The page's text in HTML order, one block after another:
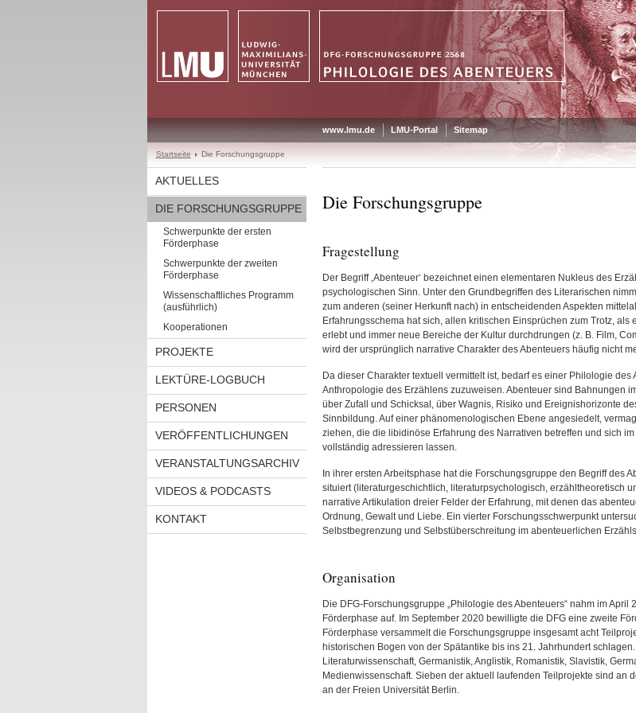
www.lmu.de LMU-Portal Sitemap
Startseite Die Forschungsgruppe
AKTUELLES
DIE FORSCHUNGSGRUPPE
Schwerpunkte der ersten
Förderphase
Schwerpunkte der zweiten
Förderphase
Wissenschaftliches Programm
(ausführlich)
Kooperationen
PROJEKTE
LEKTÜRE-LOGBUCH
PERSONEN
VERÖFFENTLICHUNGEN
VERANSTALTUNGSARCHIV
VIDEOS & PODCASTS
KONTAKT
Die Forschungsgruppe
Fragestellung
Der Begriff ‚Abenteuer‘ bezeichnet einen elementaren Nukleus des
psychologischen Sinn. Unter den Grundbegriffen des Literarischen
zum anderen (seiner Herkunft nach) in entscheidenden Aspekten
Erfahrungsschema hat sich, allen kritischen Einsprüchen zum Trotz,
erlebt und immer neue Bereiche der Kultur durchdrungen (z. B. Film,
wird der ursprünglich narrative Charakter des Abenteuers häufig nicht
Da dieser Charakter textuell vermittelt ist, bedarf es einer Philologie
Anthropologie des Erzählens zuzuweisen. Abenteuer sind Bahnungen
über Zufall und Schicksal, über Wagnis, Risiko und Ereignishorizonte
Sinnbildung. Auf einer phänomenologischen Ebene angesiedelt,
ziehen, die die libidinöse Erfahrung des Narrativen betreffen und sich
vollständig adressieren lassen.
In ihrer ersten Arbeitsphase hat die Forschungsgruppe den Begriff des
situiert (literaturgeschichtlich, literaturpsychologisch, erzähltheoretisch
narrative Artikulation dreier Felder der Erfahrung, mit denen das
Ordnung, Gewalt und Liebe. Ein vierter Forschungsschwerpunkt
Selbstbegrenzung und Selbstüberschreitung im abenteuerlichen
Organisation
Die DFG-Forschungsgruppe „Philologie des Abenteuers“ nahm im
Förderphase auf. Im September 2020 bewilligte die DFG eine zweite
Förderphase versammelt die Forschungsgruppe insgesamt acht
historischen Bogen von der Spätantike bis ins 21. Jahrhundert
Literaturwissenschaft, Germanistik, Anglistik, Romanistik, Slavistik,
Medienwissenschaft. Sieben der aktuell laufenden Teilprojekte sind
an der Freien Universität Berlin.